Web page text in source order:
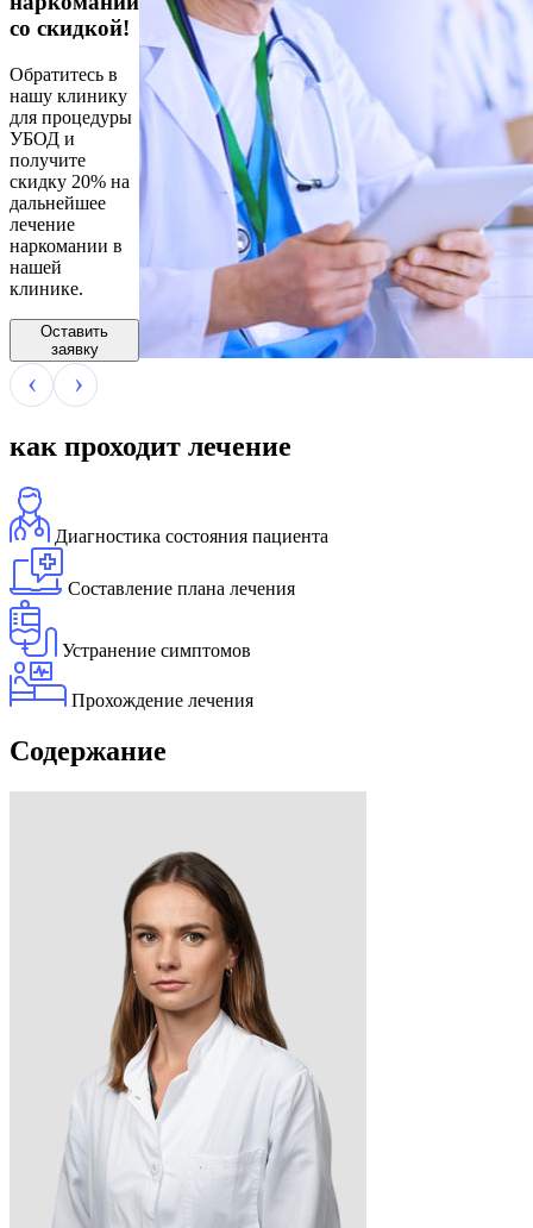
со скидкой!
Обратитесь в
нашу клинику
для процедуры
УБОД и
получите
скидку 20% на
дальнейшее
лечение
наркомании в
нашей
клинике.
Оставить
заявку
как проходит лечение
Диагностика состояния пациента
Составление плана лечения
Устранение симптомов
Прохождение лечения
Содержание